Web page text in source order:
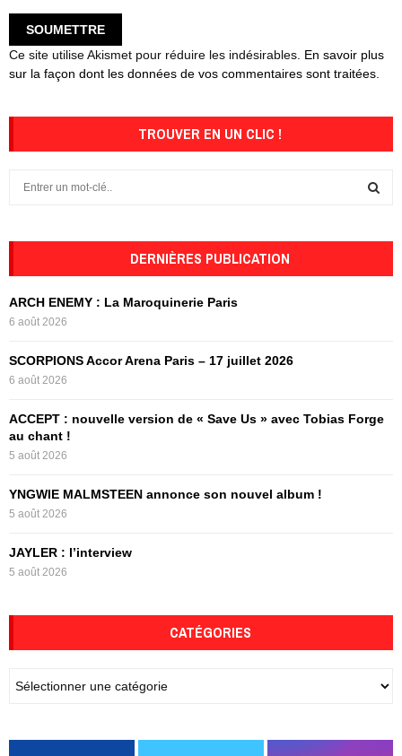
Ce site utilise Akismet pour réduire les indésirables. En savoir plus
sur la façon dont les données de vos commentaires sont traitées
TROUVER EN UN CLIC !
o
r
DERNIÈRES PUBLICATION
ARCH ENEMY : La Maroquinerie Paris
6 août 2026
SCORPIONS Accor Arena Paris – 17 juillet 2026
6 août 2026
ACCEPT : nouvelle version de « Save Us » avec Tobias Forge
au chant !
5 août 2026
YNGWIE MALMSTEEN annonce son nouvel album !
5 août 2026
JAYLER : l’interview
5 août 2026
CATÉGORIES